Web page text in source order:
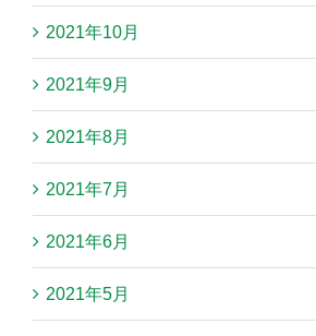
2021年10月
2021年9月
2021年8月
2021年7月
2021年6月
2021年5月